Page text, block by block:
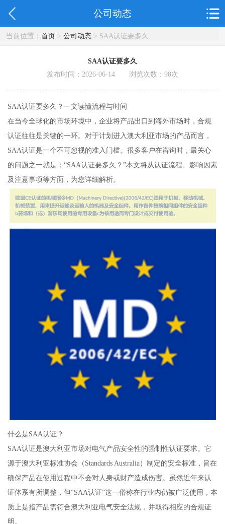
公司动态
当前位置： 首页> 公司动态> SAA认证要多久
SAA认证要多久
发布时间：2026-06-14 浏览次数： 98次
SAA认证要多久？一文读懂流程与时间
在当今全球化的市场环境中，企业将产品出口到海外市场时，合规
认证往往是关键的一环。对于计划进入澳大利亚市场的产品而言，
SAA认证是一个不可忽视的准入门槛。很多客户在咨询时，最关心
的问题之一就是：“SAA认证要多久？”本文将从认证流程、影响因素
及注意事项等方面，为您详细解析。
什么是SAA认证？
SAA认证是澳大利亚市场对电气产品安全性的强制性认证要求。它
源于澳大利亚标准协会（Standards Australia）制定的安全标准，旨在
确保产品在使用过程中不会对人身或财产造成伤害。虽然近年来认
证体系有所调整，但“SAA认证”这一俗称在行业内仍被广泛使用，本
质上是指产品需符合澳大利亚电气安全法规，并取得相应的合规证
明。